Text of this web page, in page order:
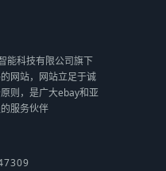
能科技有限公司旗下
网站，网站立足于诚
则，是广大ebay和亚
服务伙伴